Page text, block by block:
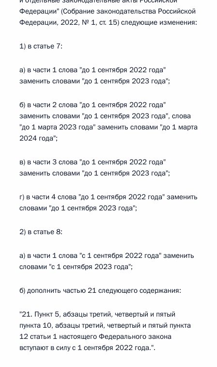
Федерации" (Собрание законодательства Российской
Федерации, 2022, № 1, ст. 15) следующие изменения:
1) в статье 7:
а) в части 1 слова "до 1 сентября 2022 года"
заменить словами "до 1 сентября 2023 года";
б) в части 2 слова "до 1 сентября 2022 года"
заменить словами "до 1 сентября 2023 года", слова
"до 1 марта 2023 года" заменить словами "до 1 марта
2024 года";
в) в части 3 слова "до 1 сентября 2022 года"
заменить словами "до 1 сентября 2023 года";
г) в части 4 слова "до 1 сентября 2022 года" заменить
словами "до 1 сентября 2023 года";
2) в статье 8:
а) в части 1 слова "с 1 сентября 2022 года" заменить
словами "с 1 сентября 2023 года";
б) дополнить частью 21 следующего содержания:
"21. Пункт 5, абзацы третий, четвертый и пятый
пункта 10, абзацы третий, четвертый и пятый пункта
12 статьи 1 настоящего Федерального закона
вступают в силу с 1 сентября 2022 года.".